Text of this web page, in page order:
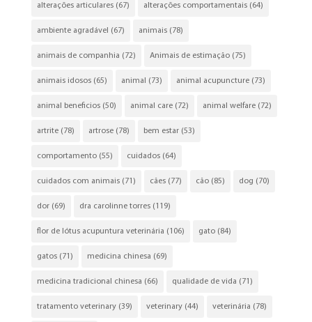
alterações articulares(67) alterações comportamentais(64)
ambiente agradável (67) animais(78)
animais de companhia (72) Animais de estimação(75)
animais idosos(65) animal (73) animal acupuncture(73)
animal beneficios(50) animal care(72) animal welfare(72)
artrite(78) artrose(78) bem estar(53)
comportamento(55) cuidados(64)
cuidados com animais(71) cães(77) cão(85) dog (70)
dor(69) dra carolinne torres(119)
flor de lótus acupuntura veterinária (106) gato(84)
gatos(71) medicina chinesa (69)
medicina tradicional chinesa (66) qualidade de vida (71)
tratamento veterinary(39) veterinary(44) veterinária (78)